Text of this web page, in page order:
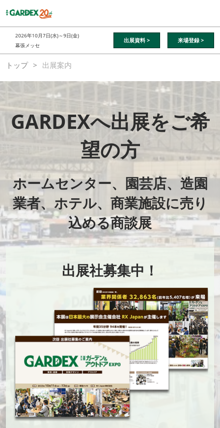
キ
ッ
し
て
進
2026年10月7日(水)～9日(金)
幕張メッセ
出展資料 > 来場登録 >
トップ 出展案内
GARDEXへ出展をご希
望の方
ホームセンター、園芸店、造園
業者、ホテル、商業施設に売り
込める商談展
出展社募集中！